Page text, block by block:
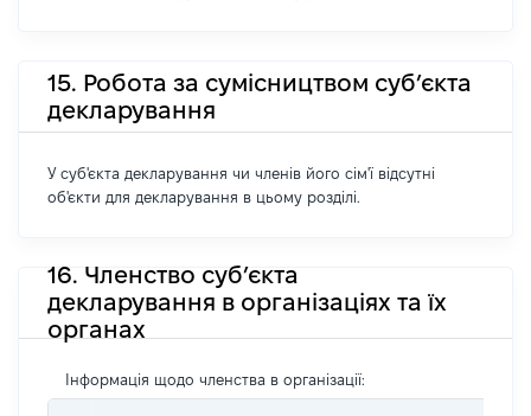
15. Робота за сумісництвом суб’єкта
декларування
У суб'єкта декларування чи членів його сім'ї відсутні
об'єкти для декларування в цьому розділі.
16. Членство суб’єкта
декларування в організаціях та їх
органах
Інформація щодо членства в організації: